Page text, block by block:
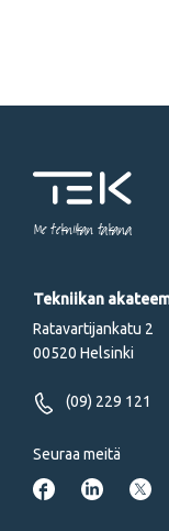
Me tekniikan takana
Tekniikan
Ratavartijankatu 2
00520 Helsinki
(09) 229 121
Seuraa meitä